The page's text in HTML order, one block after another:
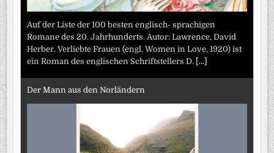
Auf der Liste der 100 besten englisch- sprachigen
Romane des 20. Jahrhunderts. Autor: Lawrence, David
Herber. Verliebte Frauen (engl. Women in Love, 1920) ist
ein Roman des englischen Schriftstellers D. [...]
Der Mann aus den Norländern